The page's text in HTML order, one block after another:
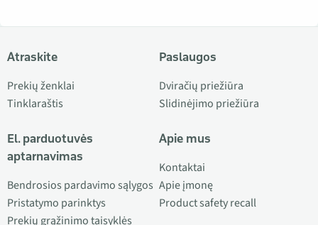
Atraskite
Prekių ženklai
Tinklaraštis
El. parduotuvės
aptarnavimas
Bendrosios pardavimo sąlygos
Pristatymo parinktys
Prekių grąžinimo taisyklės
Paslaugos
Dviračių priežiūra
Slidinėjimo priežiūra
Apie mus
Kontaktai
Apie įmonę
Product safety recall